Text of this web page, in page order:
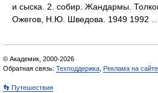
и сыска. 2. собир. Жандармы.
Ожегов, Н.Ю. Шведова. 1949 1992
© Академик, 2000-2026
Обратная связь: Техподдержка Реклама на сайте
👣 Путешествия